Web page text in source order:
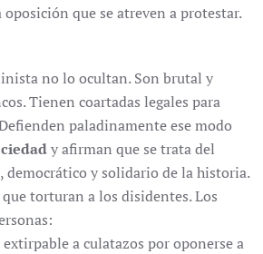
que se atreven a protestar.
no lo ocultan. Son brutal y
Tienen coartadas legales para
paladinamente ese modo
y afirman que se trata del
democrático y solidario de la historia.
torturan a los disidentes. Los
extirpable a culatazos por oponerse a